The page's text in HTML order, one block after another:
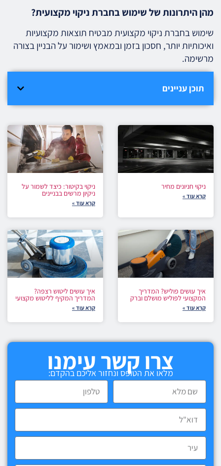
מהן היתרונות של שימוש בחברת ניקוי מקצועית?
שימוש בחברת ניקוי מקצועית מבטיח תוצאות מקצועיות
ואיכותיות יותר, חסכון בזמן ובמאמץ ושימור על הבניין בצורה
מרשימה.
תוכן עניינים
ניקוי חניונים מחיר
קרא עוד »
ניקוי בקיטור: כיצד לשמור על
ניקיון מרשים בבניינים
קרא עוד »
איך עושים פוליש? המדריך
המקצועי לפוליש מושלם וברק
קרא עוד »
איך עושים ליטוש רצפה?
המדריך המקיף לליטוש מקצועי
קרא עוד »
צרו קשר עימנו
מלאו את הטופס ונחזור אליכם בהקדם: